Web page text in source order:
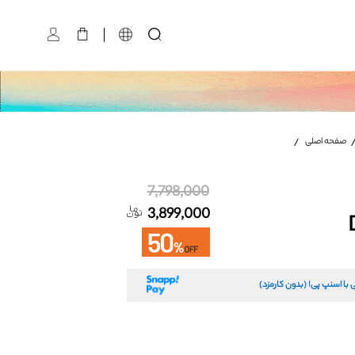
صفحه اصلی
3,899,000
7,798,000
با اسنپ پی! (بدون کارمزد)